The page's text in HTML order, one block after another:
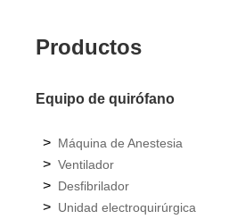
Productos
Equipo de quirófano
> Máquina de Anestesia
> Ventilador
> Desfibrilador
> Unidad electroquirúrgica